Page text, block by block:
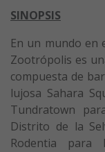
SINOPSIS
En un mundo en
Zootrópolis es
compuesta de
lujosa Sahara
Tundratown
Distrito de la
Rodentia para